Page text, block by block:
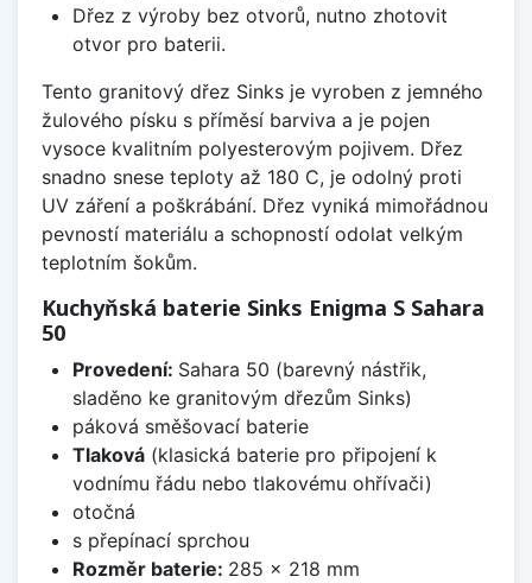
Dřez z výroby bez otvorů, nutno zhotovit
otvor pro baterii.
Tento granitový dřez Sinks je vyroben z jemného
žulového písku s příměsí barviva a je pojen
vysoce kvalitním polyesterovým pojivem. Dřez
snadno snese teploty až 180 C, je odolný proti
UV záření a poškrábání. Dřez vyniká mimořádnou
pevností materiálu a schopností odolat velkým
teplotním šokům.
Kuchyňská baterie Sinks Enigma S Sahara
50
Provedení: Sahara 50 (barevný nástřik,
sladěno ke granitovým dřezům Sinks)
páková směšovací baterie
Tlaková(klasická baterie pro připojení k
vodnímu řádu nebo tlakovému ohřívači)
otočná
s přepínací sprchou
Rozměr baterie: 285 x 218 mm